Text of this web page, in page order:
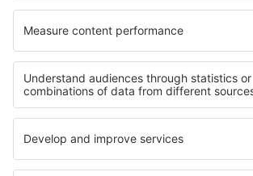
Jaisalmer Airport (JSA)
Aeroporto de Jalgaon (JLG)
Toranagallu Jindal Vijaynagar (VDY)